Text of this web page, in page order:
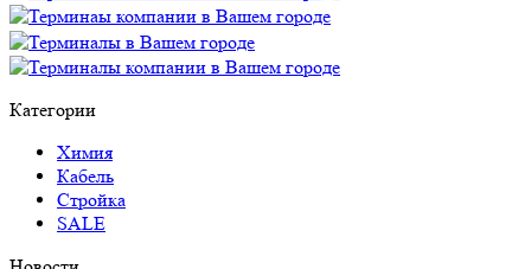
Категории
Химия
Кабель
Стройка
SALE